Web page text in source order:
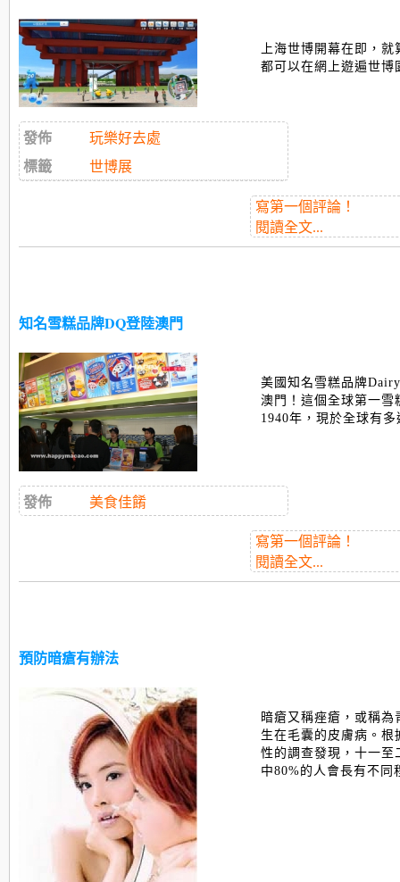
上海世博開幕在即，
都可以在網上遊遍世博
發佈
玩樂好去處
標籤
世博展
寫第一個評論！
閱讀全文...
知名雪糕品牌DQ登陸澳門
美國知名雪糕品牌
澳門！這個全球第一雪
1940年，現於全球有
發佈 美食佳餚
寫第一個評論！
閱讀全文...
預防暗瘡有辦法
暗瘡又稱痤瘡，或稱
生在毛囊的皮膚病。
性的調查發現，十一至
中80%的人會長有不